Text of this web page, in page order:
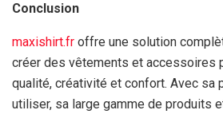
Conclusion
maxishirt.fr offre une solution
créer des vêtements et accessoires
qualité, créativité et confort. Avec sa
utiliser, sa large gamme de produits